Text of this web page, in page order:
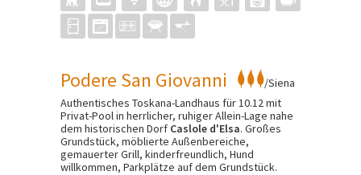
Podere San Giovanni
/Siena
Authentisches Toskana-Landhaus für 10.12 mit
Privat-Pool in herrlicher, ruhiger Allein-Lage nahe
dem historischen Dorf Caslole d'Elsa. Großes
Grundstück, möblierte Außenbereiche,
gemauerter Grill, kinderfreundlich, Hund
willkommen, Parkplätze auf dem Grundstück.